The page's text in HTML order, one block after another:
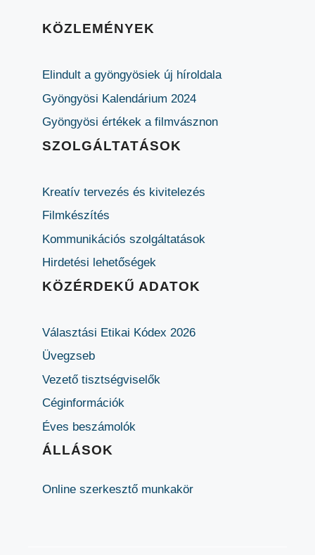
KÖZLEMÉNYEK
Elindult a gyöngyösiek új híroldala
Gyöngyösi Kalendárium 2024
Gyöngyösi értékek a filmvásznon
SZOLGÁLTATÁSOK
Kreatív tervezés és kivitelezés
Filmkészítés
Kommunikációs szolgáltatások
Hirdetési lehetőségek
KÖZÉRDEKŰ ADATOK
Választási Etikai Kódex 2026
Üvegzseb
Vezető tisztségviselők
Céginformációk
Éves beszámolók
ÁLLÁSOK
Online szerkesztő munkakör